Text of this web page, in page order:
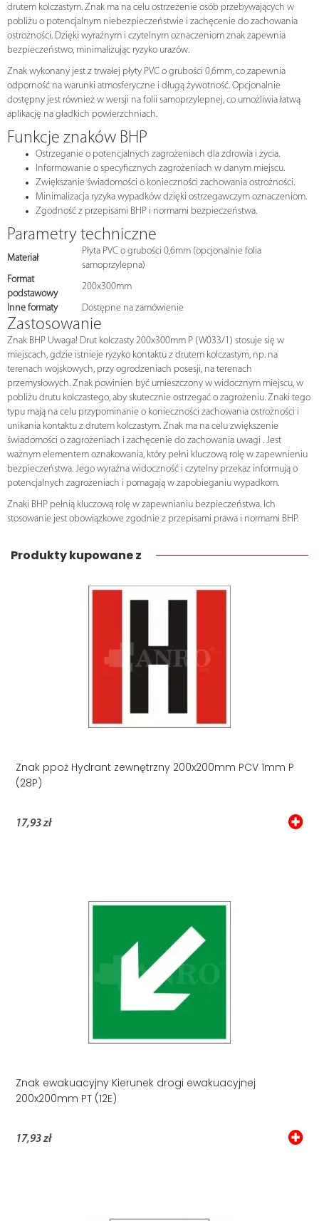
drutem kolczastym. Znak ma na celu ostrzeżenie osób przebywających w
pobliżu o potencjalnym niebezpieczeństwie i zachęcenie do zachowania
ostrożności. Dzięki wyraźnym i czytelnym oznaczeniom znak zapewnia
bezpieczeństwo, minimalizując ryzyko urazów.
Znak wykonany jest z trwałej płyty PVC o grubości 0,6mm, co zapewnia
odporność na warunki atmosferyczne i długą żywotność. Opcjonalnie
dostępny jest również w wersji na folii samoprzylepnej, co umożliwia łatwą
aplikację na gładkich powierzchniach.
Funkcje znaków BHP
Ostrzeganie o potencjalnych zagrożeniach dla zdrowia i życia.
Informowanie o specyficznych zagrożeniach w danym miejscu.
Zwiększanie świadomości o konieczności zachowania ostrożności.
Minimalizacja ryzyka wypadków dzięki ostrzegawczym oznaczeniom.
Zgodność z przepisami BHP i normami bezpieczeństwa.
Parametry techniczne
Materiał
Płyta PVC o grubości 0,6mm (opcjonalnie folia
samoprzylepna)
Format
podstawowy
200x300mm
Inne formaty
Dostępne na zamówienie
Zastosowanie
Znak BHP Uwaga! Drut kolczasty 200x300mm P (W033/1) stosuje się w
miejscach, gdzie istnieje ryzyko kontaktu z drutem kolczastym, np. na
terenach wojskowych, przy ogrodzeniach posesji, na terenach
przemysłowych. Znak powinien być umieszczony w widocznym miejscu, w
pobliżu drutu kolczastego, aby skutecznie ostrzegać o zagrożeniu. Znaki tego
typu mają na celu przypominanie o konieczności zachowania ostrożności i
unikania kontaktu z drutem kolczastym. Znak ma na celu zwiększenie
świadomości o zagrożeniach i zachęcenie do zachowania uwagi . Jest
ważnym elementem oznakowania, który pełni kluczową rolę w zapewnieniu
bezpieczeństwa. Jego wyraźna widoczność i czytelny przekaz informują o
potencjalnych zagrożeniach i pomagają w zapobieganiu wypadkom.
Znaki BHP pełnią kluczową rolę w zapewnianiu bezpieczeństwa. Ich
stosowanie jest obowiązkowe zgodnie z przepisami prawa i normami BHP.
Produkty kupowane z
Znak ppoż Hydrant zewnętrzny 200x200mm PCV 1mm P
(28P)
17,93 zł
Znak ewakuacyjny Kierunek drogi ewakuacyjnej
200x200mm PT (12E)
17,93 zł